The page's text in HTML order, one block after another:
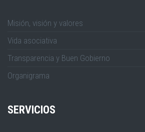
Misión, visión y valores
Vida asociativa
Transparencia y Buen Gobierno
Organigrama
SERVICIOS